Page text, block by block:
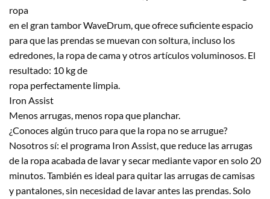
ropa
en el gran tambor WaveDrum, que ofrece suficiente espacio
para que las prendas se muevan con soltura, incluso los
edredones, la ropa de cama y otros artículos voluminosos. El
resultado: 10 kg de
ropa perfectamente limpia.
Iron Assist
Menos arrugas, menos ropa que planchar.
¿Conoces algún truco para que la ropa no se arrugue?
Nosotros sí: el programa Iron Assist, que reduce las arrugas
de la ropa acabada de lavar y secar mediante vapor en solo 20
minutos. También es ideal para quitar las arrugas de camisas
y pantalones, sin necesidad de lavar antes las prendas. Solo